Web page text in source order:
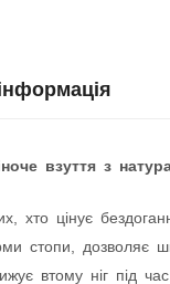
взуття з
хто цінує
стопи, дозволяє
втому ніг під